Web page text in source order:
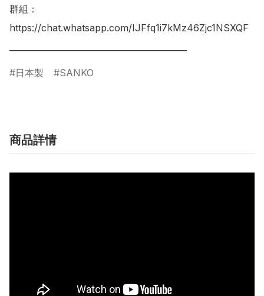
群組：
https://chat.whatsapp.com/IJFfq1i7kMz46Zjc1NSXQF
日本製 SANKO
商品詳情